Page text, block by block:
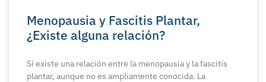
Menopausia y Fascitis Plantar,
¿Existe alguna relación?
Sí existe una relación entre la menopausia y la fascitis
plantar, aunque no es ampliamente conocida. La